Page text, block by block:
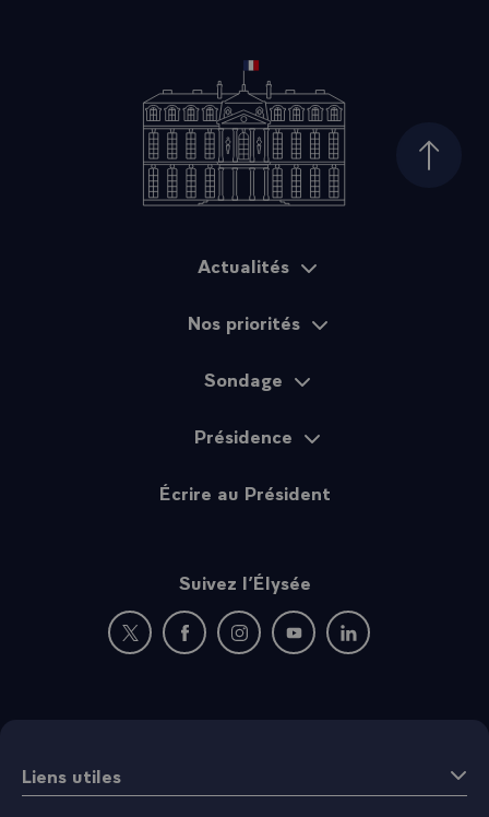
Haut
Actualités
Nos priorités
Sondage
Présidence
Écrire au Président
Suivez l’Élysée
Nouvelle fenêtre : rejoignez-nous sur Twitter
Nouvelle fenêtre : rejoignez-nous sur
Nouvelle fenêtre : rejoignez-nous
Nouvelle fenêtre :
Nouvelle fenêtre :
Liens utiles